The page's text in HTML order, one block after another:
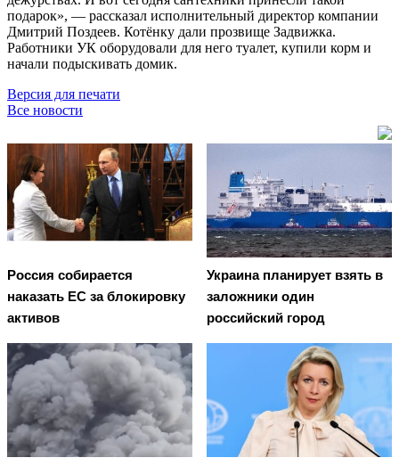
подарок», — рассказал исполнительный директор компании
Дмитрий Поздеев. Котёнку дали прозвище Задвижка.
Работники УК оборудовали для него туалет, купили корм и
начали подыскивать домик.
Версия для печати
Все новости
Россия собирается
наказать EC за блокировку
активов
Украина планирует взять в
заложники один
российский город